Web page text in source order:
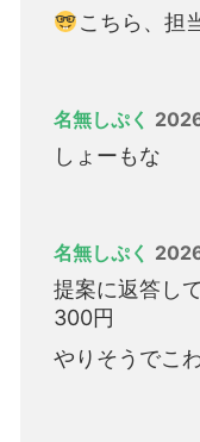
こちら、担
名無しぷく
しょーもな
名無しぷく
提案に返答し
300円
やりそうでこ